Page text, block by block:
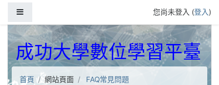
您尚未登入 (登入)
成功大學數位學習平臺
首頁 網站頁面
FAQ常見問題